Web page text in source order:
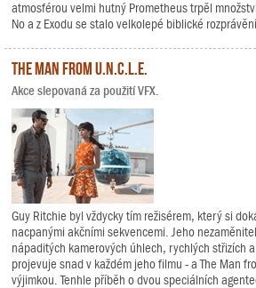
atmosférou velmi hutný Prometheus trpěl
No a z Exodu se stalo velkolepé biblické
The Man from U.N.C.L.E.
Akce slepovaná za použití VFX.
Guy Ritchie byl vždycky tím režisérem, který si
nacpanými akčními sekvencemi. Jeho
nápaditých kamerových úhlech, rychlých střizích
projevuje snad v každém jeho filmu - a The Man
výjimkou. Tenhle příběh o dvou speciálních